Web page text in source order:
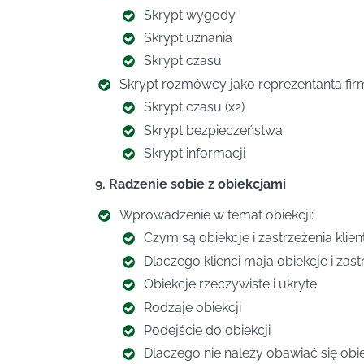
Skrypt wygody
Skrypt uznania
Skrypt czasu
Skrypt rozmówcy jako reprezentanta
Skrypt czasu (x2)
Skrypt bezpieczeństwa
Skrypt informacji
9. Radzenie sobie z obiekcjami
Wprowadzenie w temat obiekcji:
Czym są obiekcje i zastrzeżenia
Dlaczego klienci maja obiekcje i
Obiekcje rzeczywiste i ukryte
Rodzaje obiekcji
Podejście do obiekcji
Dlaczego nie należy obawiać się